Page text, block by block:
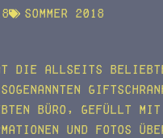
Sommer 2018
die allseits
Büro, gefüllt mit
und Fotos